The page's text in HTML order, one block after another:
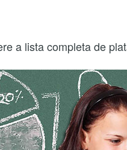
a lista completa de